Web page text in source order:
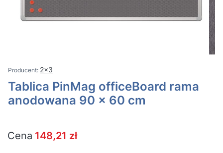
2x3
Tablica PinMag officeBoard rama
anodowana 90 x 60 cm
Cena 148,21 zł